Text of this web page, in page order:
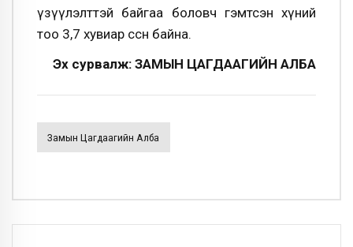
үзүүлэлттэй байгаа боловч гэмтсэн хүний
тоо 3,7 хувиар өссөн байна.
Эх сурвалж: ЗАМЫН ЦАГДААГИЙН АЛБА
Замын Цагдаагийн Алба